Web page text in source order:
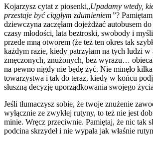
Kojarzysz cytat z piosenki„Upadamy wtedy,
przestaje być ciągłym zdumieniem”?
dziewczyna zaczęłam dojeżdżać autobusem
czasy młodości, lata beztroski, swobody i
przede mną otworem (że też ten okres tak
każdym razie, kiedy patrzyłam na tych ludzi w
zmęczonych, znużonych, bez wyrazu…
na pewno nigdy nie będę żyć. Nie minęło kilka
towarzystwa i tak do teraz, kiedy w końcu
słuszną decyzję uporządkowania swojego
Jeśli tłumaczysz sobie, że twoje znużenie
wyłącznie ze zwykłej rutyny, to też nie jest
minie. Wręcz przeciwnie. Pamiętaj, że nic tak
podcina skrzydeł i nie wypala jak właśnie